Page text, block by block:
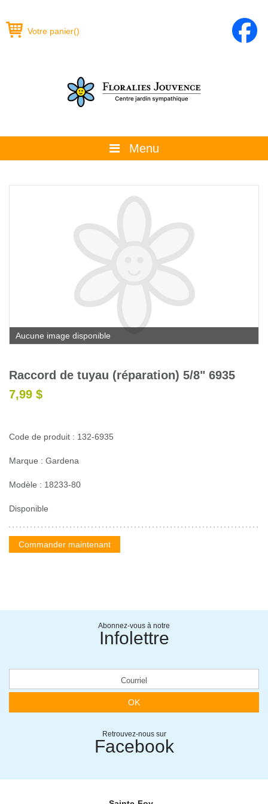
Votre panier()
Menu
La boutique
Promotions et évènements
Calendrier horticole
Emplois
Service à la clientèle
Nous joindre
Aucune image disponible
Raccord de tuyau (réparation) 5/8" 6935
7,99 $
Code de produit : 132-6935
Marque : Gardena
Modèle : 18233-80
Disponible
Commander maintenant
Abonnez-vous à notre
Infolettre
OK
Retrouvez-nous sur
Facebook